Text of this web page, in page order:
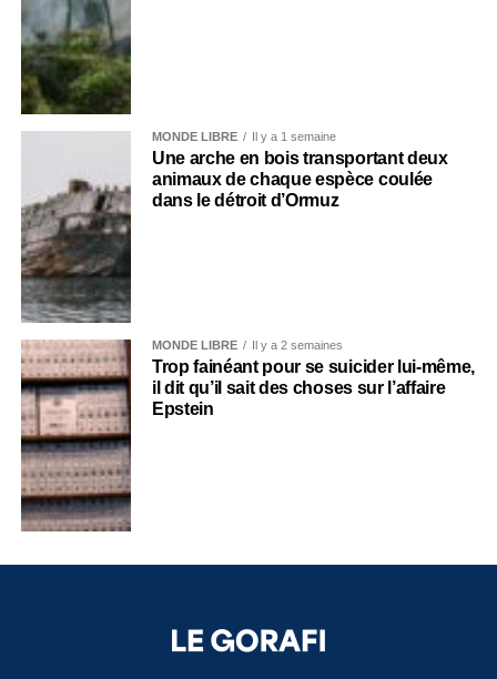
MONDE LIBRE Il y a 1 semaine
Une arche en bois transportant deux
animaux de chaque espèce coulée
dans le détroit d’Ormuz
MONDE LIBRE Il y a 2 semaines
Trop fainéant pour se suicider lui-même,
il dit qu’il sait des choses sur l’affaire
Epstein